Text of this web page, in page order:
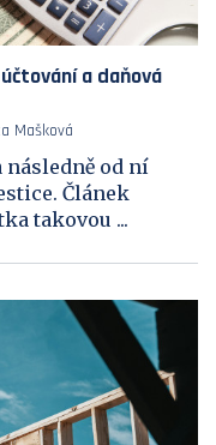
a daňová
Mašková
od ní
Článek
takovou ...